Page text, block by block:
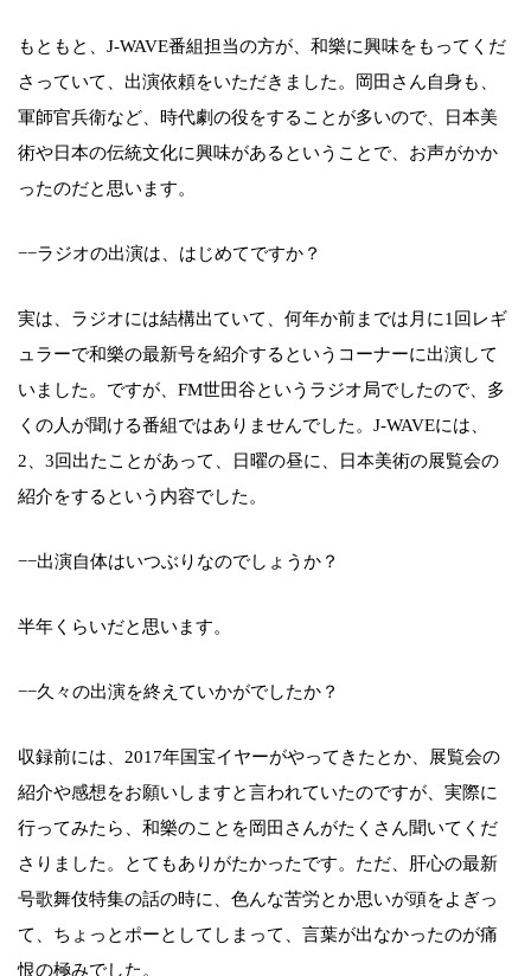
もともと、J-WAVE番組担当の方が、和樂に興味をもってくだ
さっていて、出演依頼をいただきました。岡田さん自身も、
軍師官兵衛など、時代劇の役をすることが多いので、日本美
術や日本の伝統文化に興味があるということで、お声がかか
ったのだと思います。
−−ラジオの出演は、はじめてですか？
実は、ラジオには結構出ていて、何年か前までは月に1回レギ
ュラーで和樂の最新号を紹介するというコーナーに出演して
いました。ですが、FM世田谷というラジオ局でしたので、多
くの人が聞ける番組ではありませんでした。J-WAVEには、
2、3回出たことがあって、日曜の昼に、日本美術の展覧会の
紹介をするという内容でした。
−−出演自体はいつぶりなのでしょうか？
半年くらいだと思います。
−−久々の出演を終えていかがでしたか？
収録前には、2017年国宝イヤーがやってきたとか、展覧会の
紹介や感想をお願いしますと言われていたのですが、実際に
行ってみたら、和樂のことを岡田さんがたくさん聞いてくだ
さりました。とてもありがたかったです。ただ、肝心の最新
号歌舞伎特集の話の時に、色んな苦労とか思いが頭をよぎっ
て、ちょっとポーとしてしまって、言葉が出なかったのが痛
恨の極みでした。